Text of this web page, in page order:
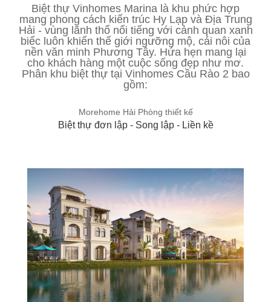
Biệt thự Vinhomes Marina là khu phức hợp
mang phong cách kiến trúc Hy Lạp và Địa Trung
Hải - vùng lãnh thổ nổi tiếng với cảnh quan xanh
biếc luôn khiến thế giới ngưỡng mộ, cái nôi của
nền văn minh Phương Tây. Hứa hẹn mang lại
cho khách hàng một cuộc sống đẹp như mơ.
Phân khu biệt thự tại Vinhomes Cầu Rào 2 bao
gồm:
Morehome Hải Phòng thiết kế
Biệt thự đơn lập - Song lập - Liền kề